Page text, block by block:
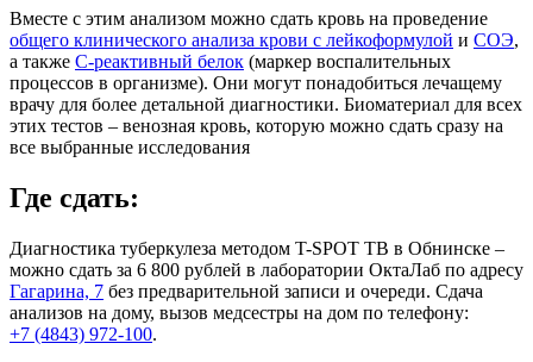
Вместе с этим анализом можно сдать кровь на проведение
общего клинического анализа крови с лейкоформулой и СОЭ,
а также С-реактивный белок (маркер воспалительных
процессов в организме). Они могут понадобиться лечащему
врачу для более детальной диагностики. Биоматериал для всех
этих тестов – венозная кровь, которую можно сдать сразу на
все выбранные исследования
Где сдать:
Диагностика туберкулеза методом T-SPOT ТВ в Обнинске –
можно сдать за 6 800 рублей в лаборатории ОктаЛаб по адресу
Гагарина, 7 без предварительной записи и очереди. Сдача
анализов на дому, вызов медсестры на дом по телефону:
+7 (4843) 972-100.